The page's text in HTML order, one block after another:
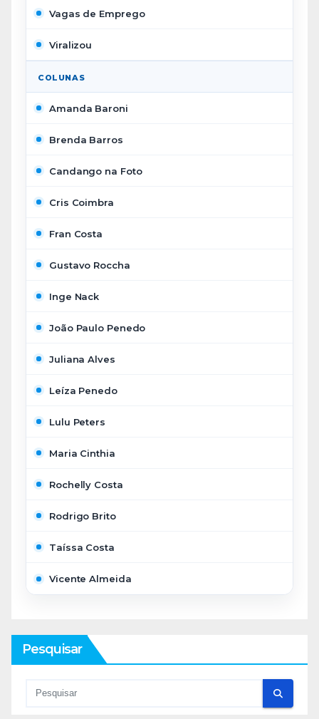
Vagas de Emprego
Viralizou
COLUNAS
Amanda Baroni
Brenda Barros
Candango na Foto
Cris Coimbra
Fran Costa
Gustavo Roccha
Inge Nack
João Paulo Penedo
Juliana Alves
Leíza Penedo
Lulu Peters
Maria Cinthia
Rochelly Costa
Rodrigo Brito
Taíssa Costa
Vicente Almeida
Pesquisar